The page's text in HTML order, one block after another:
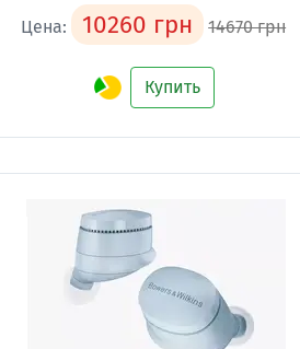
Цена: 10260 грн 14670 грн
Купить